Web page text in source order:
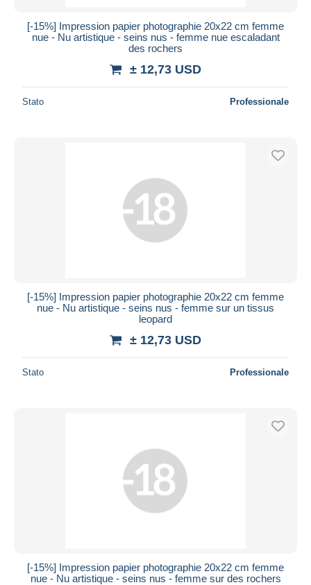
[-15%] Impression papier photographie 20x22 cm femme
nue - Nu artistique - seins nus - femme nue escaladant
des rochers
± 12,73 USD
Stato Professionale
[-15%] Impression papier photographie 20x22 cm femme
nue - Nu artistique - seins nus - femme sur un tissus
leopard
± 12,73 USD
Stato Professionale
[-15%] Impression papier photographie 20x22 cm femme
nue - Nu artistique - seins nus - femme sur des rochers